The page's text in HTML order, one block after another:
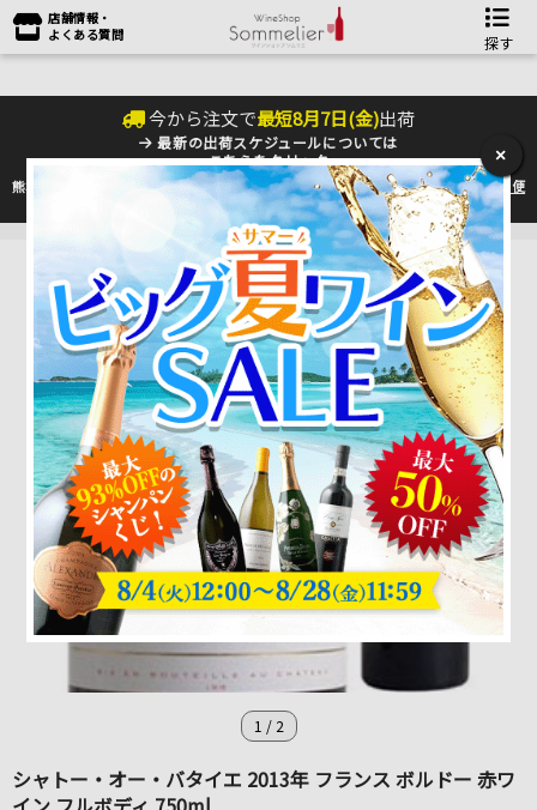
店舗情報・
よくある質問
探す
今から注文で最短8月7日(金)出荷
最新の出荷スケジュールについては
こちらをクリック
熊本地震の影響により九州への配送に遅れが生じております。最新情報は佐川急便
のHP
をご確認下さい。
1 / 2
シャトー・オー・バタイエ 2013年 フランス ボルドー 赤ワ
×